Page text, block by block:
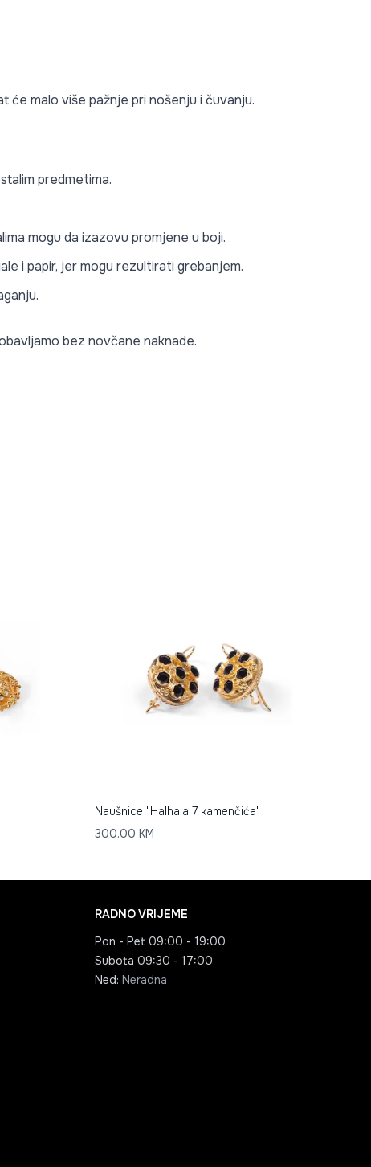
malo više pažnje pri nošenju i čuvanju.
predmetima.
mogu da izazovu promjene u boji.
i papir, jer mogu rezultirati grebanjem.
bez novčane naknade.
Naušnice "Halhala 7 kamenčića"
300.00 KM
RADNO VRIJEME
Pon - Pet 09:00 - 19:00
Subota 09:30 - 17:00
Ned: Neradna